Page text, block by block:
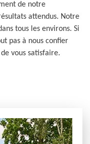
de notre
attendus. Notre
tous les environs. Si
pas à nous confier
vous satisfaire.